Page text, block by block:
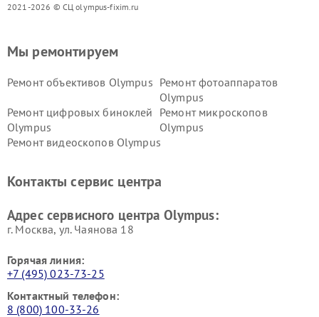
2021-2026 © СЦ olympus-fixim.ru
Мы ремонтируем
Ремонт объективов Olympus Ремонт фотоаппаратов
Olympus
Ремонт цифровых биноклей
Olympus
Ремонт микроскопов
Olympus
Ремонт видеоскопов Olympus
Контакты сервис центра
Адрес сервисного центра Olympus:
г. Москва, ул. Чаянова 18
Горячая линия:
+7 (495) 023-73-25
Контактный телефон:
8 (800) 100-33-26